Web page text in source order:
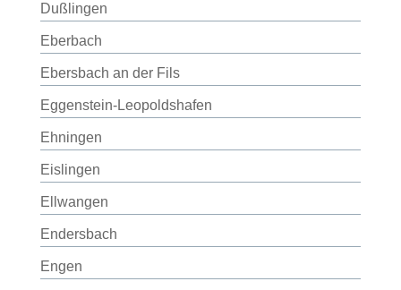
Dußlingen
Eberbach
Ebersbach an der Fils
Eggenstein-Leopoldshafen
Ehningen
Eislingen
Ellwangen
Endersbach
Engen